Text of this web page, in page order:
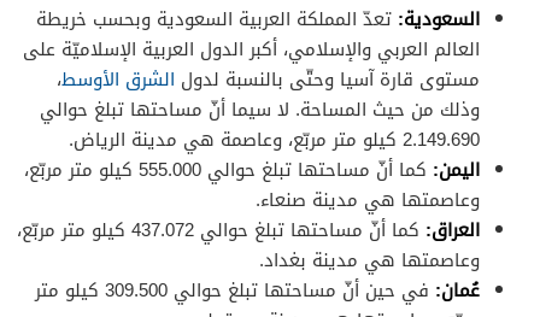
السعودية: تعدّ المملكة العربية السعودية وبحسب خريطة
العالم العربي والإسلامي، أكبر الدول العربية الإسلاميّة على
مستوى قارة آسيا وحتّى بالنسبة لدول الشرق الأوسط،
وذلك من حيث المساحة. لا سيما أنّ مساحتها تبلغ حوالي
2.149.690 كيلو متر مربّع، وعاصمة هي مدينة الرياض.
اليمن:
كما أنّ مساحتها تبلغ حوالي 555.000 كيلو متر مربّع،
وعاصمتها هي مدينة صنعاء.
العراق:
كما أنّ مساحتها تبلغ حوالي 437.072 كيلو متر مربّع،
وعاصمتها هي مدينة بغداد.
عُمان:
في حين أنّ مساحتها تبلغ حوالي 309.500 كيلو متر